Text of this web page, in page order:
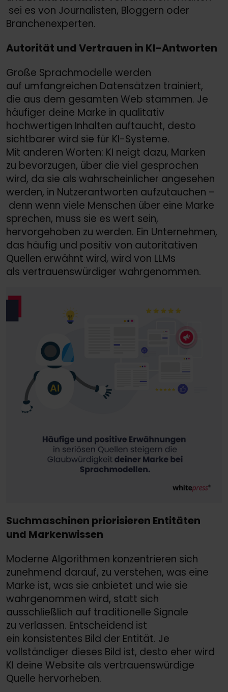
sei es von Journalisten, Bloggern oder
Branchenexperten.
Autorität und Vertrauen in KI-Antworten
Große Sprachmodelle werden
auf umfangreichen Datensätzen trainiert,
die aus dem gesamten Web stammen. Je
häufiger deine Marke in qualitativ
hochwertigen Inhalten auftaucht, desto
sichtbarer wird sie für KI-Systeme.
Mit anderen Worten: KI neigt dazu, Marken
zu bevorzugen, über die viel gesprochen
wird, da sie als wahrscheinlicher angesehen
werden, in Nutzerantworten aufzutauchen –
denn wenn viele Menschen über eine Marke
sprechen, muss sie es wert sein,
hervorgehoben zu werden. Ein Unternehmen,
das häufig und positiv von autoritativen
Quellen erwähnt wird, wird von LLMs
als vertrauenswürdiger wahrgenommen.
Suchmaschinen priorisieren Entitäten
und Markenwissen
Moderne Algorithmen konzentrieren sich
zunehmend darauf, zu verstehen, was eine
Marke ist, was sie anbietet und wie sie
wahrgenommen wird, statt sich
ausschließlich auf traditionelle Signale
zu verlassen. Entscheidend ist
ein konsistentes Bild der Entität. Je
vollständiger dieses Bild ist, desto eher wird
KI deine Website als vertrauenswürdige
Quelle hervorheben.